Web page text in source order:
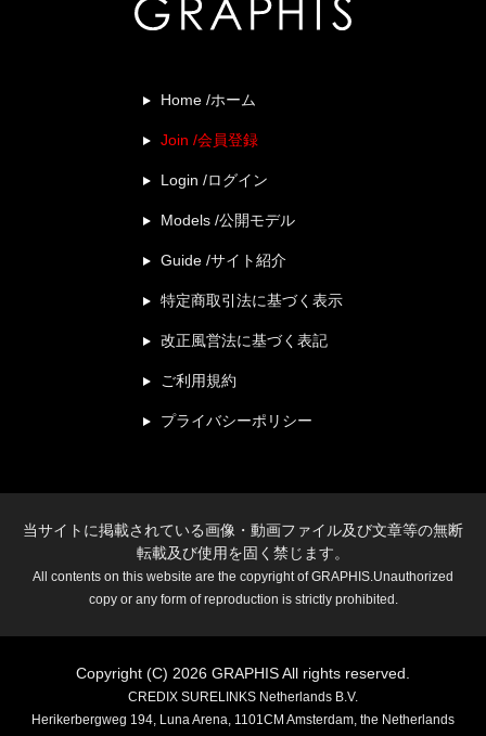
Home /ホーム
Join /会員登録
Login /ログイン
Models /公開モデル
Guide /サイト紹介
特定商取引法に基づく表示
改正風営法に基づく表記
ご利用規約
プライバシーポリシー
当サイトに掲載されている画像・動画ファイル及び文章等の無断
転載及び使用を固く禁じます。
All contents on this website are the copyright of GRAPHIS.Unauthorized
copy or any form of reproduction is strictly prohibited.
Copyright (C) 2026 GRAPHIS All rights reserved.
CREDIX SURELINKS Netherlands B.V.
Herikerbergweg 194, Luna Arena, 1101CM Amsterdam, the Netherlands